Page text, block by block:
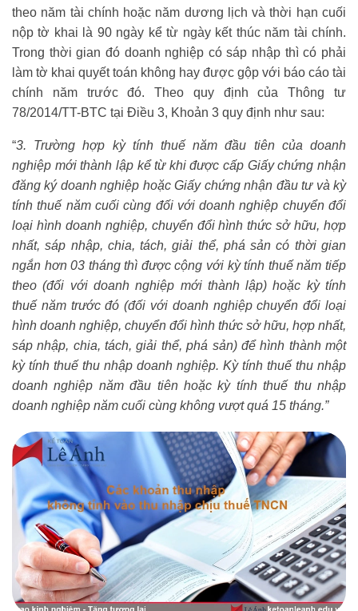
theo năm tài chính hoặc năm dương lịch và thời hạn cuối
nộp tờ khai là 90 ngày kể từ ngày kết thúc năm tài chính.
Trong thời gian đó doanh nghiệp có sáp nhập thì có phải
làm tờ khai quyết toán không hay được gộp với báo cáo tài
chính năm trước đó. Theo quy định của Thông tư
78/2014/TT-BTC tại Điều 3, Khoản 3 quy định như sau:
“3. Trường hợp kỳ tính thuế năm đầu tiên của doanh
nghiệp mới thành lập kể từ khi được cấp Giấy chứng nhận
đăng ký doanh nghiệp hoặc Giấy chứng nhận đầu tư và kỳ
tính thuế năm cuối cùng đối với doanh nghiệp chuyển đổi
loại hình doanh nghiệp, chuyển đổi hình thức sở hữu, hợp
nhất, sáp nhập, chia, tách, giải thể, phá sản có thời gian
ngắn hơn 03 tháng thì được cộng với kỳ tính thuế năm tiếp
theo (đối với doanh nghiệp mới thành lập) hoặc kỳ tính
thuế năm trước đó (đối với doanh nghiệp chuyển đổi loại
hình doanh nghiệp, chuyển đổi hình thức sở hữu, hợp nhất,
sáp nhập, chia, tách, giải thể, phá sản) để hình thành một
kỳ tính thuế thu nhập doanh nghiệp. Kỳ tính thuế thu nhập
doanh nghiệp năm đầu tiên hoặc kỳ tính thuế thu nhập
doanh nghiệp năm cuối cùng không vượt quá 15 tháng.”